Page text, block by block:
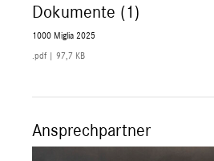
Dokumente (1)
1000 Miglia 2025
.pdf 97,7 KB
Ansprechpartner